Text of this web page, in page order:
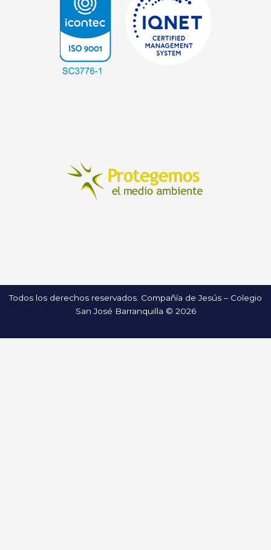
Todos los derechos reservados. Compañía de Jesús – Colegio
San José Barranquilla © 2026